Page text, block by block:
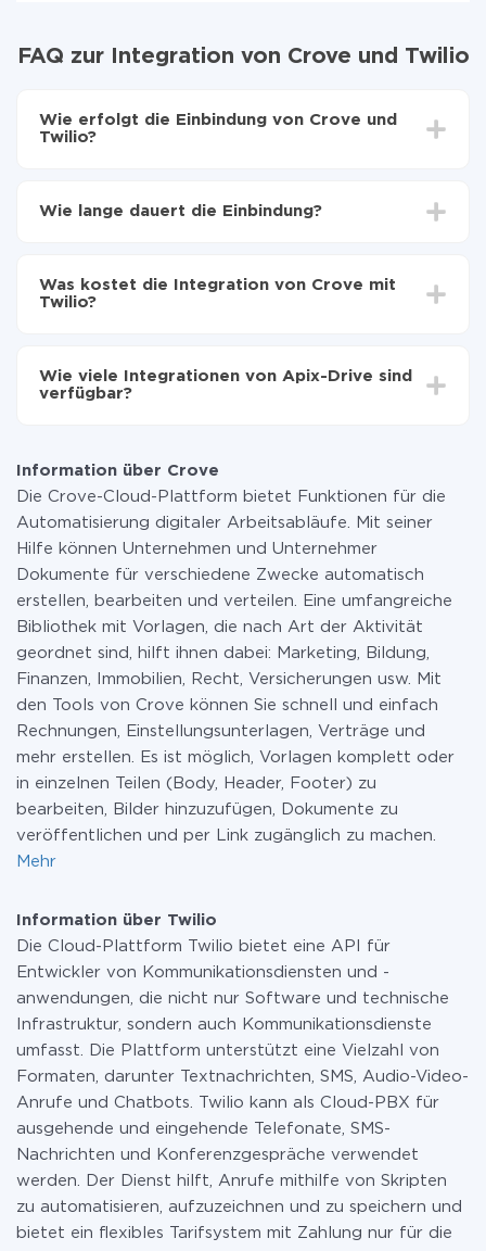
FAQ zur Integration von Crove und Twilio
Wie erfolgt die Einbindung von Crove und
Twilio?
übertragen
Twilio übertragen
Wie lange dauert die Einbindung?
Im Durchschnitt dauert es 10-15 Minuten.
Was kostet die Integration von Crove mit
Twilio?
zahlen nur für die Datenmenge, die über unseren
Service von einem System auf ein anderes übertragen
Weitere Informationen zu
Wie viele Integrationen von Apix-Drive sind
verfügbar?
Information über Crove
Die Crove-Cloud-Plattform bietet Funktionen für die
Automatisierung digitaler Arbeitsabläufe. Mit seiner
Hilfe können Unternehmen und Unternehmer
Dokumente für verschiedene Zwecke automatisch
erstellen, bearbeiten und verteilen. Eine umfangreiche
Bibliothek mit Vorlagen, die nach Art der Aktivität
geordnet sind, hilft ihnen dabei: Marketing, Bildung,
Finanzen, Immobilien, Recht, Versicherungen usw. Mit
den Tools von Crove können Sie schnell und einfach
Rechnungen, Einstellungsunterlagen, Verträge und
mehr erstellen. Es ist möglich, Vorlagen komplett oder
in einzelnen Teilen (Body, Header, Footer) zu
bearbeiten, Bilder hinzuzufügen, Dokumente zu
veröffentlichen und per Link zugänglich zu machen.
Mehr
Information über Twilio
Die Cloud-Plattform Twilio bietet eine API für
Entwickler von Kommunikationsdiensten und -
anwendungen, die nicht nur Software und technische
Infrastruktur, sondern auch Kommunikationsdienste
umfasst. Die Plattform unterstützt eine Vielzahl von
Formaten, darunter Textnachrichten, SMS, Audio-Video-
Anrufe und Chatbots. Twilio kann als Cloud-PBX für
ausgehende und eingehende Telefonate, SMS-
Nachrichten und Konferenzgespräche verwendet
werden. Der Dienst hilft, Anrufe mithilfe von Skripten
zu automatisieren, aufzuzeichnen und zu speichern und
bietet ein flexibles Tarifsystem mit Zahlung nur für die